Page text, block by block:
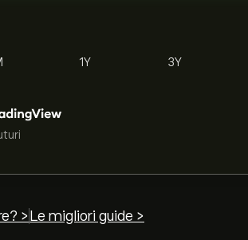
1Y 3Y
> Le migliori guide >